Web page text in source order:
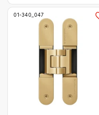
01-340_047